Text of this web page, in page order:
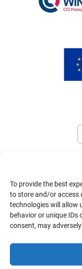
To provide the best
to store and/or access
technologies will allow
behavior or unique
consent, may
© Copyright